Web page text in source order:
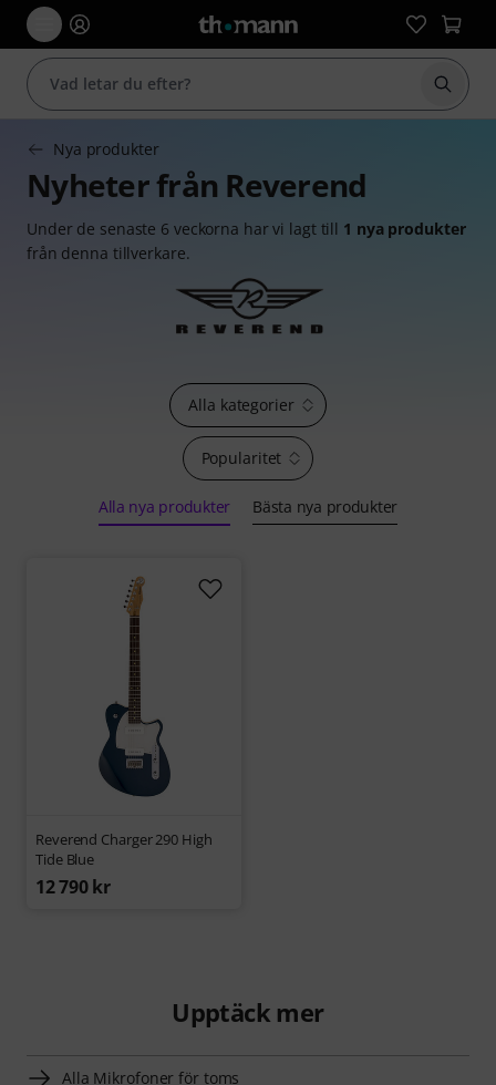
Börja
Nya produkter
Nyheter från Reverend
Under de senaste 6 veckorna har vi lagt till 1 nya produkter
från denna tillverkare.
Popularitet
Alla kategorier
Alla nya produkter Bästa nya produkter
Reverend Charger 290 High
Tide Blue
12 790 kr
Upptäck mer
Alla Mikrofoner för toms